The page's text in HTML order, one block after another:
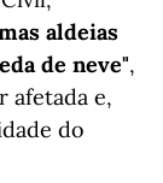
aldeias
de neve",
afetada e,
do